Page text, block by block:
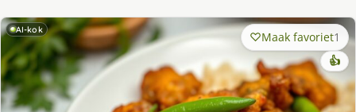
AI-kok Maak favoriet1
👍